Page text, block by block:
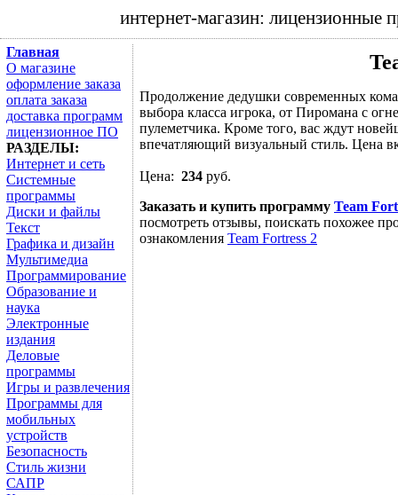
интернет-магазин:
Главная
О магазине
оформление заказа
оплата заказа
доставка программ
лицензионное ПО
РАЗДЕЛЫ:
Интернет и сеть
Системные
программы
Диски и файлы
Текст
Графика и дизайн
Мультимедиа
Программирование
Образование и
наука
Электронные
издания
Деловые
программы
Игры и развлечения
Программы для
мобильных
устройств
Безопасность
Стиль жизни
САПР
Продолжение дедушки современных
выбора класса игрока, от Пиромана с
пулеметчика. Кроме того, вас ждут
впечатляющий визуальный стиль. Цена
Цена: 234 руб.
Заказать и купить программу Team
посмотреть отзывы, поискать похожее
ознакомления Team Fortress 2